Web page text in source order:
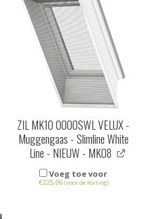
ZIL MK10 0000SWL VELUX -
Muggengaas - Slimline White
Line - NIEUW - MK08
Voeg toe voor
€225,06 (voor de korting)